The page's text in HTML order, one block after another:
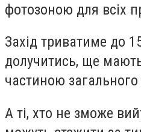
фотозоною для всіх
Захід триватиме до
долучитись, ще
частиною загального
А ті, хто не зможе